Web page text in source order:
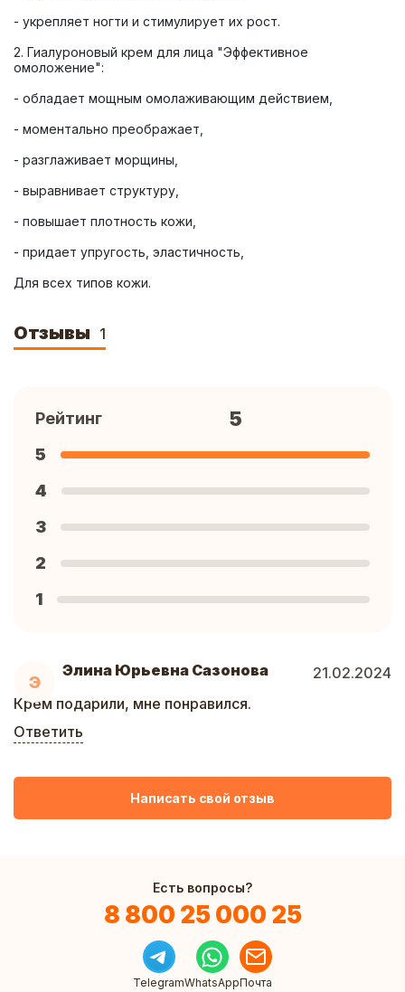
2. Гиалуроновый крем для лица "Эффективное
Для всех типов кожи.
Отзывы 1
Э
Элина Юрьевна Сазонова
21.02.2024
Крем подарили, мне понравился.
Ответить
Рейтинг 5
5
4
3
2
1
Написать свой отзыв
Есть вопросы?
8 800 25 000 25
TelegramWhatsAppПочта